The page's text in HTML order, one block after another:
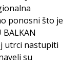
ponosni što je
utrci nastupiti
su